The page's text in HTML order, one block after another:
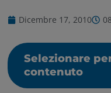
Dicembre 17, 2010
Selezionare
contenuto